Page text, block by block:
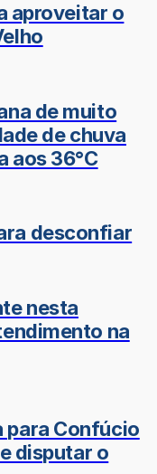
aproveitar o
de muito
de chuva
aos 36°C
desconfiar
nesta
na
para Confúcio
disputar o